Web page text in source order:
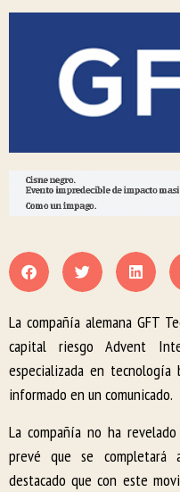
La compañía alemana GFT
capital riesgo Advent
especializada en tecnología
informado en un comunicado.
La compañía no ha
prevé que se completará
destacado que con este